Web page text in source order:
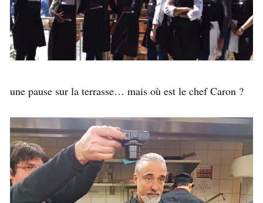
une pause sur la terrasse… mais où est le chef Caron ?